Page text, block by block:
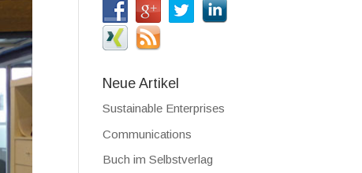
Neue Artikel
Sustainable Enterprises
Communications
Buch im Selbstverlag